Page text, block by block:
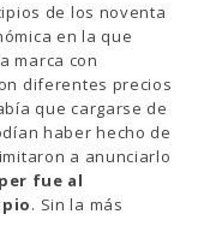
de los noventa
en la que
marca con
diferentes precios
que cargarse de
haber hecho de
a anunciarlo
fue al
. Sin la más